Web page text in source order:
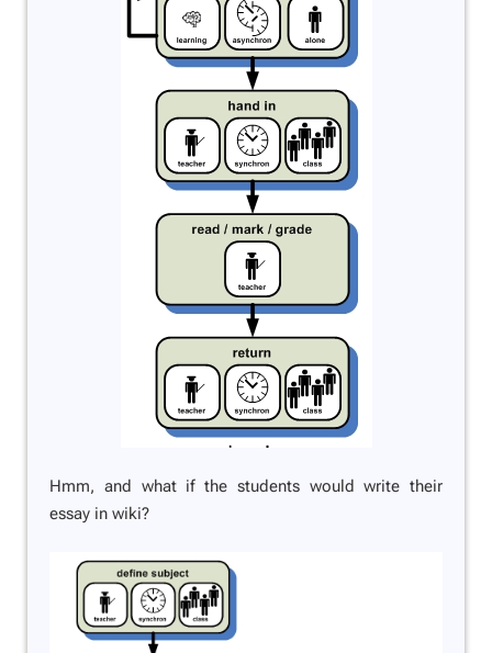
Hmm, and what if the students would write their
essay in wiki?